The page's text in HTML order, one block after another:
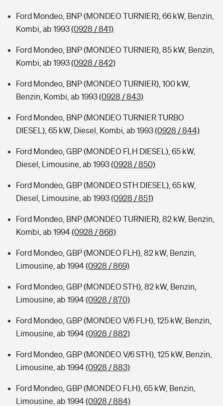
Ford Mondeo, BNP (MONDEO TURNIER), 66 kW, Benzin,
Kombi, ab 1993(0928 / 841)
Ford Mondeo, BNP (MONDEO TURNIER), 85 kW, Benzin,
Kombi, ab 1993(0928 / 842)
Ford Mondeo, BNP (MONDEO TURNIER), 100 kW,
Benzin, Kombi, ab 1993(0928 / 843)
Ford Mondeo, BNP (MONDEO TURNIER TURBO
DIESEL), 65 kW, Diesel, Kombi, ab 1993(0928 / 844)
Ford Mondeo, GBP (MONDEO FLH DIESEL), 65 kW,
Diesel, Limousine, ab 1993(0928 / 850)
Ford Mondeo, GBP (MONDEO STH DIESEL), 65 kW,
Diesel, Limousine, ab 1993(0928 / 851)
Ford Mondeo, BNP (MONDEO TURNIER), 82 kW, Benzin,
Kombi, ab 1994(0928 / 868)
Ford Mondeo, GBP (MONDEO FLH), 82 kW, Benzin,
Limousine, ab 1994(0928 / 869)
Ford Mondeo, GBP (MONDEO STH), 82 kW, Benzin,
Limousine, ab 1994(0928 / 870)
Ford Mondeo, GBP (MONDEO V/6 FLH), 125 kW, Benzin,
Limousine, ab 1994(0928 / 882)
Ford Mondeo, GBP (MONDEO V/6 STH), 125 kW, Benzin,
Limousine, ab 1994(0928 / 883)
Ford Mondeo, GBP (MONDEO FLH), 65 kW, Benzin,
Limousine, ab 1994(0928 / 884)